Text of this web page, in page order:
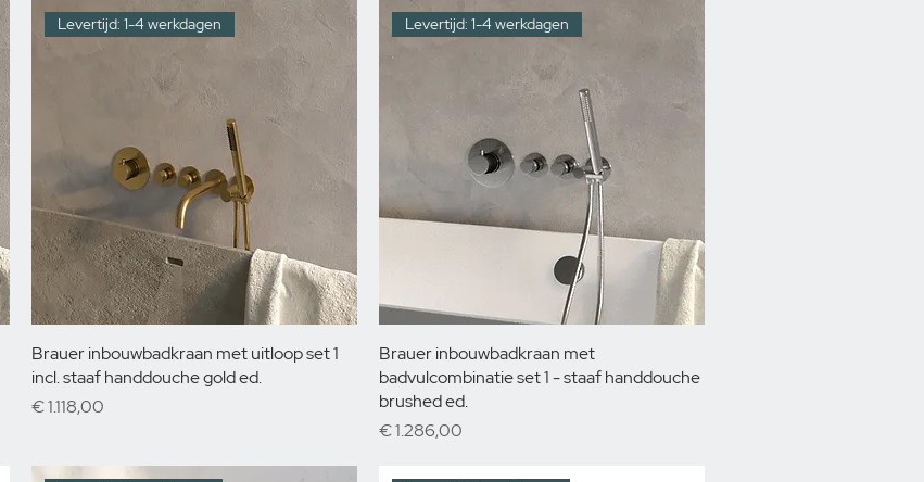
Levertijd: 1-4 werkdagen
Brauer inbouwbadkraan met uitloop set 1
incl. staaf handdouche gold ed.
Prijs
€ 1.118,00
Levertijd: 1-4 werkdagen
Brauer inbouwbadkraan met
badvulcombinatie set 1 - staaf handdouche
brushed ed.
Prijs
€ 1.286,00